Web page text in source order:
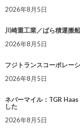
2026年8月5日
川崎重工業／ばら積運搬
2026年8月5日
フジトランスコーポレー
2026年8月5日
ネバーマイル：TGR
した
2026年8月5日